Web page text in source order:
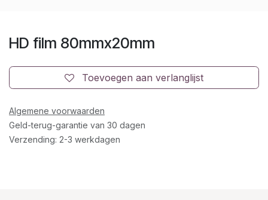
HD film 80mmx20mm
Toevoegen aan verlanglijst
Algemene voorwaarden
Geld-terug-garantie van 30 dagen
Verzending: 2-3 werkdagen